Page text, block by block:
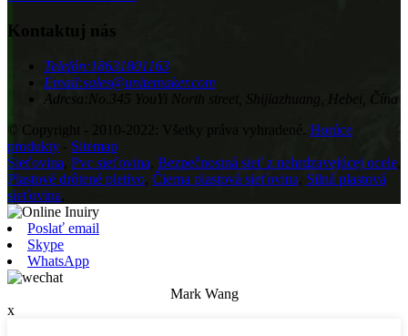
Kontaktuj nás
Telefón:18631801163
Email:sales@unitemaker.com
Adresa:
No.345 YouYi North street, Shijiazhuang, Hebei, Čína
© Copyright - 2010-2022: Všetky práva vyhradené. Horúce
produkty - Sitemap
Sieťovina Pvc sieťovina Bezpečnostná sieť z nehrdzavejúcej ocele
Plastové drôtené pletivo Čierna plastová sieťovina Silná plastová
sieťovina
Poslať email
Skype
WhatsApp
Mark Wang
x